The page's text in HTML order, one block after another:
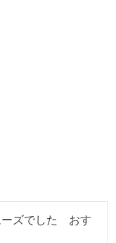
ズでした　おす